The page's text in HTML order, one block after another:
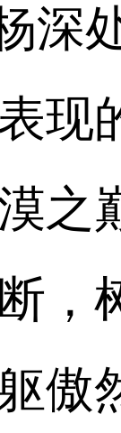
处
现
之
，
傲